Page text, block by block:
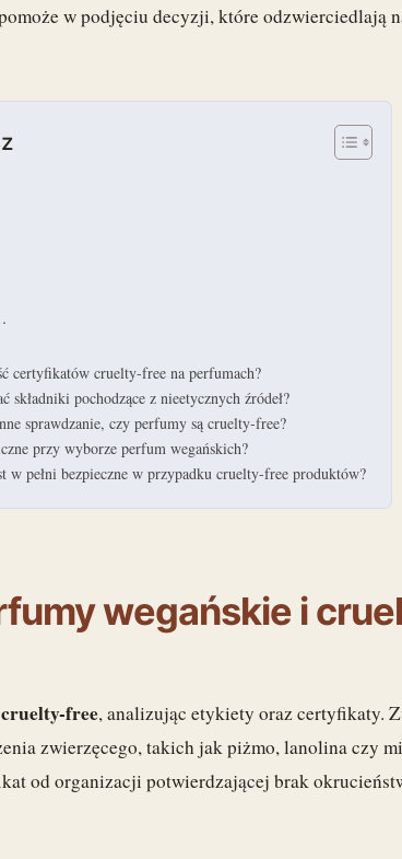
w podjęciu decyzji, które odzwierciedlają
certyfikatów cruelty-free na perfumach?
składniki pochodzące z nieetycznych źródeł?
sprawdzanie, czy perfumy są cruelty-free?
przy wyborze perfum wegańskich?
w pełni bezpieczne w przypadku cruelty-free produktów?
wegańskie i
cruelty-free, analizując etykiety oraz certyfikaty.
zwierzęcego, takich jak piżmo, lanolina czy
od organizacji potwierdzającej brak